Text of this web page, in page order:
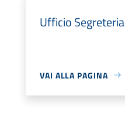
Ufficio Segreteria
VAI ALLA PAGINA